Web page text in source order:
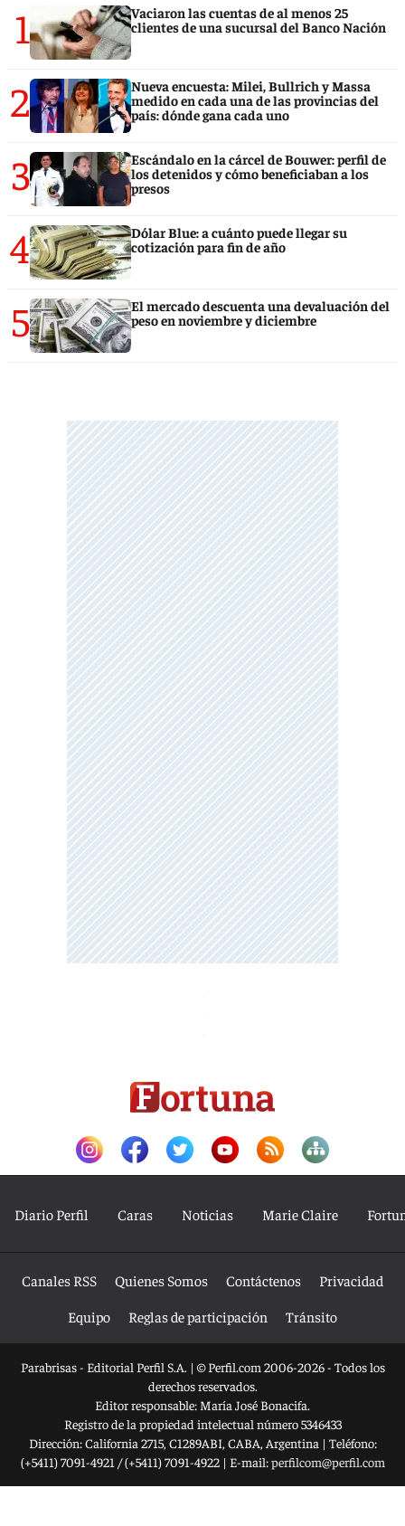
1
Vaciaron las cuentas de al menos 25
clientes de una sucursal del Banco Nación
2
Nueva encuesta: Milei, Bullrich y Massa
medido en cada una de las provincias del
país: dónde gana cada uno
3
Escándalo en la cárcel de Bouwer: perfil de
los detenidos y cómo beneficiaban a los
presos
4
Dólar Blue: a cuánto puede llegar su
cotización para fin de año
5
El mercado descuenta una devaluación del
peso en noviembre y diciembre
Diario Perfil Caras Noticias Marie Claire
Canales RSS Quienes Somos Contáctenos
Privacidad
Equipo
Reglas de participación Tránsito
Parabrisas - Editorial Perfil S.A. | © Perfil.com 2006-2026 - Todos los
derechos reservados.
Editor responsable: María José Bonacifa.
Registro de la propiedad intelectual número 5346433
Dirección:California 2715, C1289ABI, CABA, Argentina | Teléfono:
(+5411) 7091-4921 /(+5411) 7091-4922| E-mail:perfilcom@perfil.com